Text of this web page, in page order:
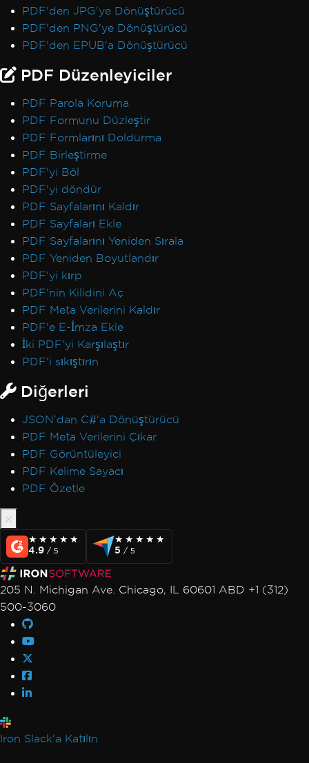
PDF'den JPG'ye Dönüştürücü
PDF'den PNG'ye Dönüştürücü
PDF'den EPUB'a Dönüştürücü
PDF Düzenleyiciler
PDF Parola Koruma
PDF Formunu Düzleştir
PDF Formlarını Doldurma
PDF Birleştirme
PDF'yi Böl
PDF'yi döndür
PDF Sayfalarını Kaldır
PDF Sayfaları Ekle
PDF Sayfalarını Yeniden Sırala
PDF Yeniden Boyutlandır
PDF'yi kırp
PDF'nin Kilidini Aç
PDF Meta Verilerini Kaldır
PDF'e E-İmza Ekle
İki PDF'yi Karşılaştır
PDF'i sıkıştırın
Diğerleri
JSON'dan C#'a Dönüştürücü
PDF Meta Verilerini Çıkar
PDF Görüntüleyici
PDF Kelime Sayacı
PDF Özetle
★★★★★
★★★★★
4.9 / 5
★★★★★
★★★★★
5 / 5
205 N. Michigan Ave. Chicago, IL 60601 ABD +1 (312)
500-3060
Iron Slack'a Katılın